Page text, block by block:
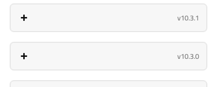
v10.3.1
v10.3.0